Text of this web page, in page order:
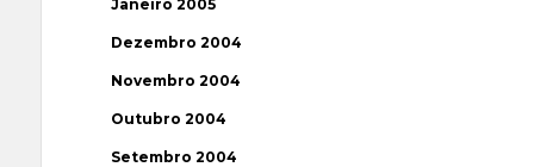
Janeiro 2005
Dezembro 2004
Novembro 2004
Outubro 2004
Setembro 2004